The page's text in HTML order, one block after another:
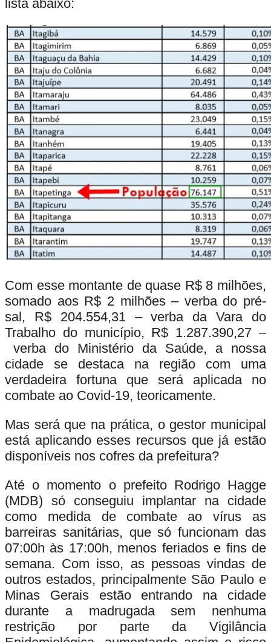
lista abaixo:
Com esse montante de quase R$8 milhões,
somado aos R$ 2 milhões–verba do pré-
sal, R$ 204.554,31 –verba da Vara do
Trabalho do município, R$ 1.287.390,27 –
verba do Ministério da Saúde, a nossa
cidade se destaca na região com uma
verdadeira fortuna que será aplicada no
combate ao Covid-19, teoricamente.
Mas será que na prática, o gestor municipal
está aplicando esses recursos que já estão
disponíveis nos cofres da prefeitura?
Até o momento o prefeito Rodrigo Hagge
(MDB) só conseguiu implantar na cidade
como medida de combate ao vírus as
barreiras sanitárias, que só funcionam das
07:00h às 17:00h, menos feriados e fins de
semana. Com isso, as pessoas vindas de
outros estados, principalmente São Paulo e
Minas Gerais estão entrando na cidade
durante a madrugada sem nenhuma
restrição por parte da Vigilância